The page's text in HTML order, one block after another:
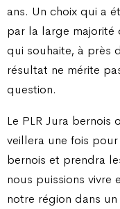
ans. Un choix qui a
par la large
qui souhaite, à près
résultat ne mérite
question.
Le PLR Jura bernois
veillera une fois
bernois et prendra
nous puissions
notre région dans